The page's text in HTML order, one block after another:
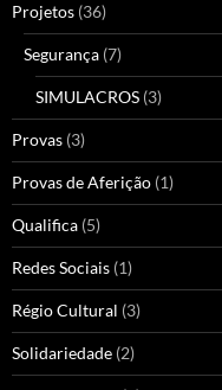
Projetos (36)
Segurança (7)
SIMULACROS (3)
Provas (3)
Provas de Aferição (1)
Qualifica (5)
Redes Sociais (1)
Régio Cultural (3)
Solidariedade (2)